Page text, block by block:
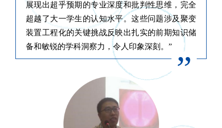
展现出超乎预期的专业深度和批判性思维，完全
超越了大一学生的认知水平。这些问题涉及聚变
装置工程化的关键挑战反映出扎实的前期知识储
备和敏锐的学科洞察力，令人印象深刻。”
”